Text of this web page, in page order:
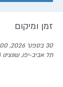
זמן ומיקום
30 בספט׳ 2026, 20:00 – 21:10
תל אביב-יפו, שונצינו 8, תל אביב-יפו, ישראל